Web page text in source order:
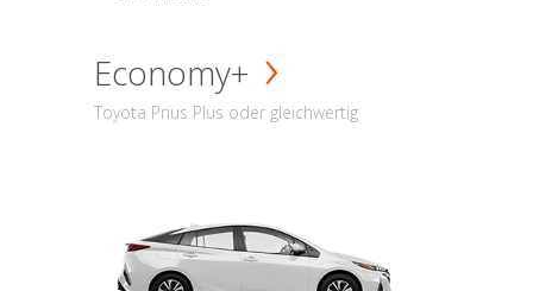
Economy+
Toyota Prius Plus oder gleichwertig